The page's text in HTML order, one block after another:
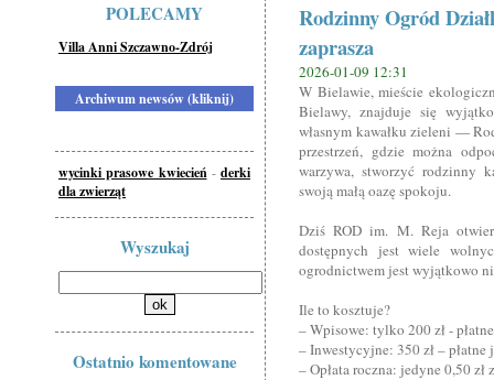
POLECAMY
Villa Anni Szczawno-Zdrój
Archiwum newsów (kliknij)
wycinki prasowe kwiecień - derki
dla zwierząt
Wyszukaj
Ostatnio komentowane
Rodzinny Ogród
zaprasza
2026-01-09 12:31
W Bielawie, mieście
Bielawy, znajduje się
własnym kawałku zieleni —
przestrzeń, gdzie można
warzywa, stworzyć rodzinny
swoją małą oazę spokoju.
Dziś ROD im. M. Reja
dostępnych jest wiele
ogrodnictwem jest wyjątkowo
Ile to kosztuje?
– Wpisowe: tylko 200 zł -
– Inwestycyjne: 350 zł – płatne
– Opłata roczna: jedyne 0,50